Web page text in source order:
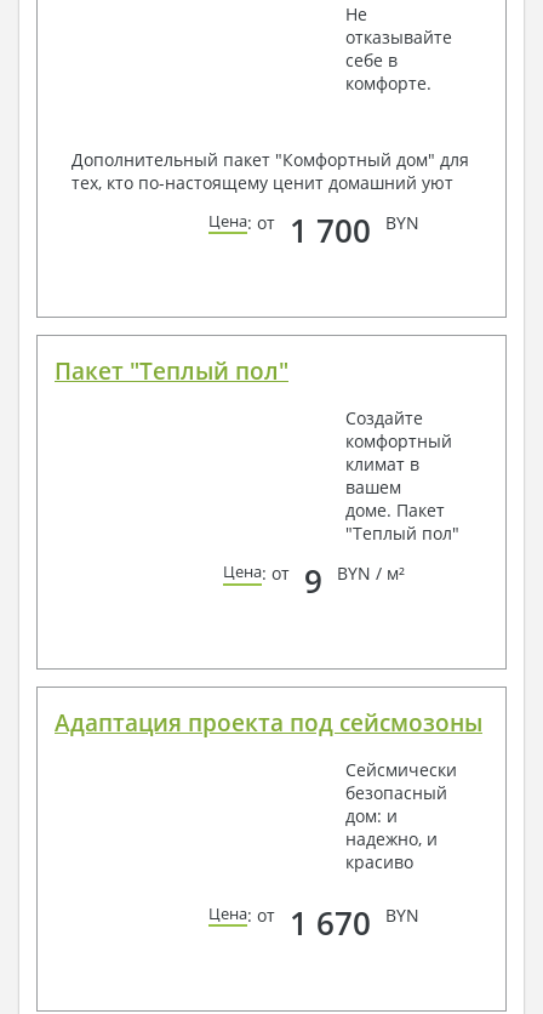
Не
отказывайте
себе в
комфорте.
Дополнительный пакет "Комфортный дом" для
тех, кто по-настоящему ценит домашний уют
Цена: от 1 700 BYN
Пакет "Теплый пол"
Создайте
комфортный
климат в
вашем
доме. Пакет
"Теплый пол"
Цена: от 9 BYN / м²
Адаптация проекта под сейсмозоны
Сейсмически
безопасный
дом: и
надежно, и
красиво
Цена: от 1 670 BYN